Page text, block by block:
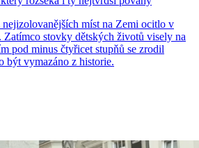
míst na Zemi ocitlo v
Zatímco stovky dětských životů visely na
pod minus čtyřicet stupňů se zrodil
být vymazáno z historie.